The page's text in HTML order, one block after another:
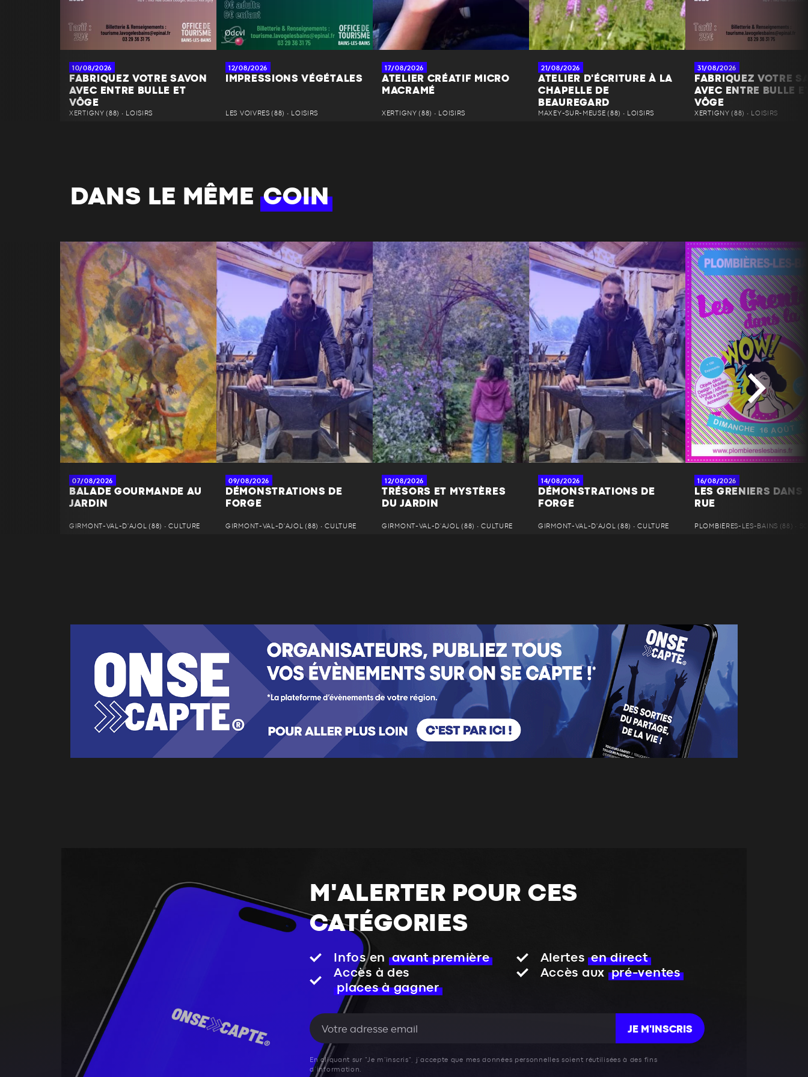
10/08/2026
FABRIQUEZ VOTRE SAVON
AVEC ENTRE BULLE ET
VÔGE
XERTIGNY (88) • LOISIRS
12/08/2026
IMPRESSIONS VÉGÉTALES
LES VOIVRES (88) • LOISIRS
17/08/2026
ATELIER CRÉATIF MICRO
MACRAMÉ
XERTIGNY (88) • LOISIRS
21/08/2026
ATELIER D'ÉCRITURE À LA
CHAPELLE DE
BEAUREGARD
MAXEY-SUR-MEUSE (88) • LOISIRS
31/08/2026
FABRIQUEZ VOTRE
AVEC ENTRE BULLE
VÔGE
XERTIGNY (88) • LOISIRS
DANS LE MÊMECOIN
07/08/2026
BALADE GOURMANDE AU
JARDIN
GIRMONT-VAL-D'AJOL (88) • CULTURE
09/08/2026
DÉMONSTRATIONS DE
FORGE
GIRMONT-VAL-D'AJOL (88) • CULTURE
12/08/2026
TRÉSORS ET MYSTÈRES
DU JARDIN
GIRMONT-VAL-D'AJOL (88) • CULTURE
14/08/2026
DÉMONSTRATIONS DE
FORGE
GIRMONT-VAL-D'AJOL (88) • CULTURE
16/08/2026
LES GRENIERS DANS
RUE
PLOMBIÈRES-LES-BAINS (88) •
M'ALERTER POUR CES
CATÉGORIES
Infos en avant première Alertes en direct
Accès à des
places à gagner
Accès aux pré-ventes
JE M'INSCRIS
En cliquant sur "Je m'inscris", j’accepte que mes données personnelles soient réutilisées à des fins
d’information.